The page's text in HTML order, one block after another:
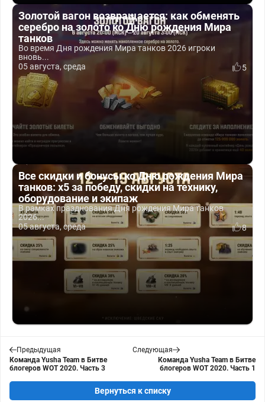
Золотой вагон возвращается: как обменять
серебро на золото ко Дню рождения Мира
танков
Во время Дня рождения Мира танков 2026 игроки
вновь...
05 августа, среда
5
Все скидки и бонусы ко Дню рождения Мира
танков: x5 за победу, скидки на технику,
оборудование и экипаж
В рамках празднования Дня рождения Мира танков
2026...
05 августа, среда
8
Предыдущая
Команда Yusha Team в Битве
блогеров WOT 2020. Часть 3
Следующая
Команда Yusha Team в Битве
блогеров WOT 2020. Часть 1
Вернуться к списку